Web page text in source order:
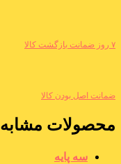
۷ روز ضمانت بازگشت کالا
ضمانت اصل بودن کالا
محصولات مشابه
سه پایه